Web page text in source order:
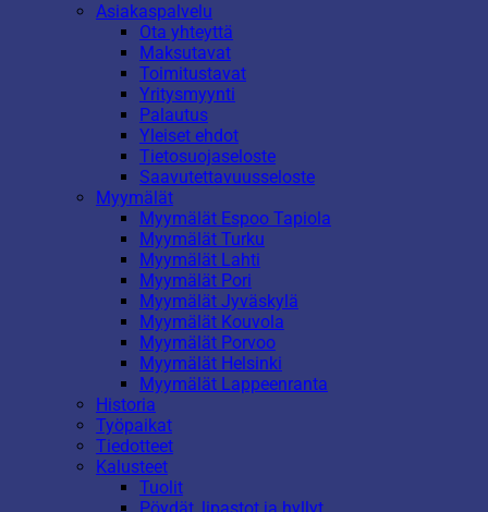
Asiakaspalvelu
Ota yhteyttä
Maksutavat
Toimitustavat
Yritysmyynti
Palautus
Yleiset ehdot
Tietosuojaseloste
Saavutettavuusseloste
Myymälät
Myymälät Espoo Tapiola
Myymälät Turku
Myymälät Lahti
Myymälät Pori
Myymälät Jyväskylä
Myymälät Kouvola
Myymälät Porvoo
Myymälät Helsinki
Myymälät Lappeenranta
Historia
Työpaikat
Tiedotteet
Kalusteet
Tuolit